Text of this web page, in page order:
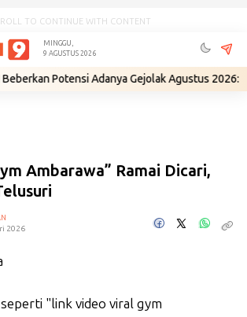
TO CONTINUE WITH CONTENT
MINGGU,
9 AGUSTUS 2026
Potensi Adanya Gejolak Agustus 2026: Masuk
Ambarawa” Ramai Dicari,
2026
"link video viral gym